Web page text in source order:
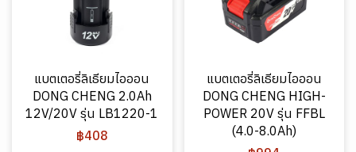
แบตเตอรี่ลิเธียมไอออน
DONG CHENG 2.0Ah
12V/20V รุ่น LB1220-1
฿408
แบตเตอรี่ลิเธียมไอออน
DONG CHENG HIGH-
POWER 20V รุ่น FFBL
(4.0-8.0Ah)